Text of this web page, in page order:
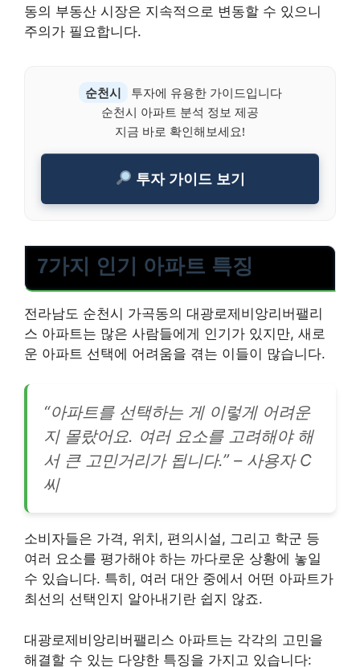
동의 부동산 시장은 지속적으로 변동할 수 있으니
주의가 필요합니다.
순천시
투자에 유용한 가이드입니다
순천시 아파트 분석 정보 제공
지금 바로 확인해보세요!
투자 가이드 보기
7가지 인기 아파트 특징
전라남도 순천시 가곡동의 대광로제비앙리버팰리
스 아파트는 많은 사람들에게 인기가 있지만, 새로
운 아파트 선택에 어려움을 겪는 이들이 많습니다.
“아파트를 선택하는 게 이렇게 어려운
지 몰랐어요. 여러 요소를 고려해야 해
서 큰 고민거리가 됩니다.” – 사용자 C
씨
소비자들은 가격, 위치, 편의시설, 그리고 학군 등
여러 요소를 평가해야 하는 까다로운 상황에 놓일
수 있습니다. 특히, 여러 대안 중에서 어떤 아파트가
최선의 선택인지 알아내기란 쉽지 않죠.
대광로제비앙리버팰리스 아파트는 각각의 고민을
해결할 수 있는 다양한 특징을 가지고 있습니다: